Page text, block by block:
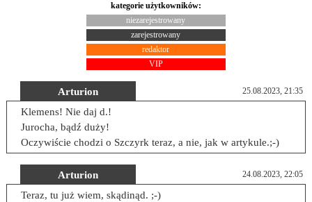
kategorie użytkowników:
niezarejestrowany
zarejestrowany
redaktor
VIP
Arturion 25.08.2023, 21:35
Klemens! Nie daj d.!
Jurocha, bądź duży!
Oczywiście chodzi o Szczyrk teraz, a nie, jak w artykule.;-)
Arturion 24.08.2023, 22:05
Teraz, tu już wiem, skądinąd. ;-)